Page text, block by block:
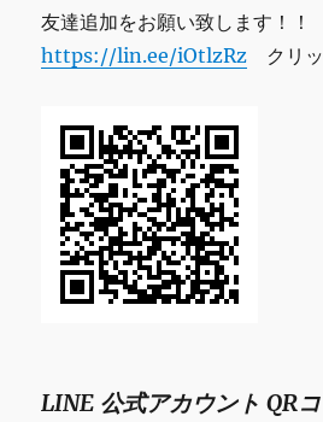
友達追加をお願い致します！！
https://lin.ee/iOtlzRz クリッ
LINE 公式アカウント QR